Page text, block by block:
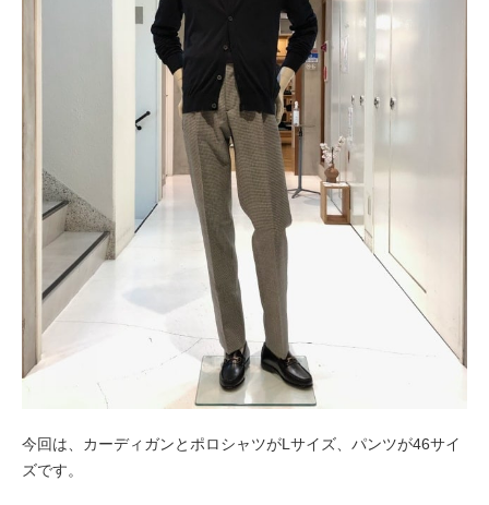
今回は、カーディガンとポロシャツがLサイズ、パンツが46サイ
ズです。